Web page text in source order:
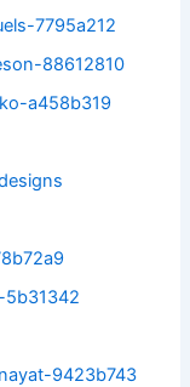
7795a212
88612810
a458b319
9423b743